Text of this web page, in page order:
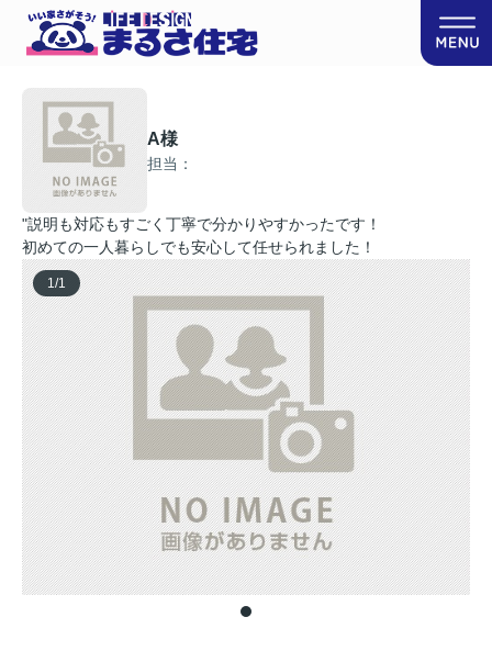
A様
担当：
"説明も対応もすごく丁寧で分かりやすかったです！
初めての一人暮らしでも安心して任せられました！
1/1